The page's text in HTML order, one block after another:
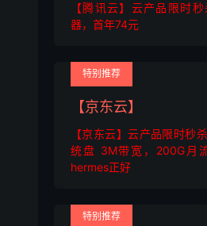
【腾讯云】云产品限时
器，首年74元
特别推荐
【京东云】
【京东云】云产品限时秒
统盘 3M带宽，200G月
hermes正好
特别推荐